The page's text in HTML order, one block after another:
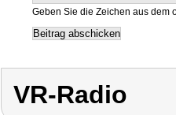
Geben Sie die Zeichen aus dem
VR-Radio